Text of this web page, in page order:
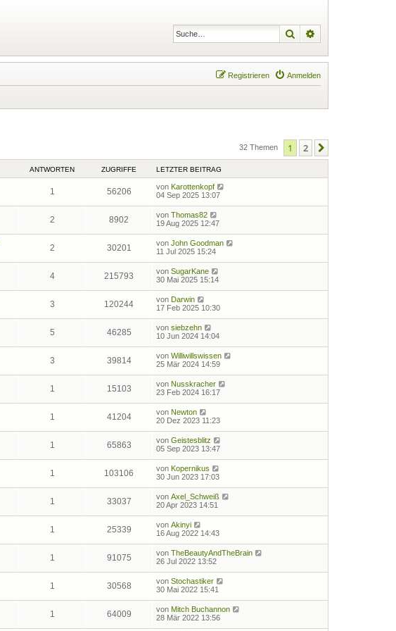
Suche
Anmelden
Registrieren
32 Themen 1 2
ANTWORTEN ZUGRIFFE LETZTER BEITRAG
1 56206 von Karottenkopf
04 Sep 2025 13:07
2 8902 von Thomas82
19 Aug 2025 12:47
2 30201 von John Goodman
11 Jul 2025 15:24
4 215793 von SugarKane
30 Mai 2025 15:14
3 120244 von Darwin
17 Feb 2025 10:30
5 46285 von siebzehn
10 Jun 2024 14:04
3 39814 von Williwillswissen
25 Mär 2024 14:59
1 15103 von Nusskracher
23 Feb 2024 16:17
1 41204 von Newton
20 Dez 2023 11:23
1 65863 von Geistesblitz
05 Sep 2023 13:47
1 103106 von Kopernikus
30 Jun 2023 17:03
1 33037 von Axel_Schweiß
20 Apr 2023 14:51
1 25339 von Akinyi
16 Aug 2022 14:43
1 91075 von TheBeautyAndTheBrain
26 Jul 2022 13:52
1 30568 von Stochastiker
30 Mai 2022 15:41
1 64009 von Mitch Buchannon
28 Mär 2022 13:56